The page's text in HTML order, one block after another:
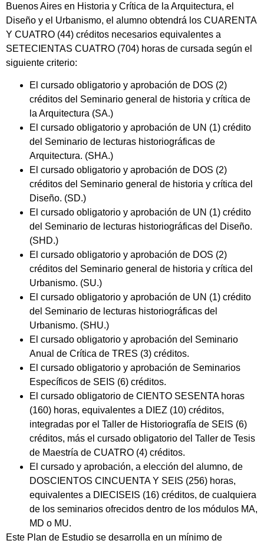
Buenos Aires en Historia y Crítica de la Arquitectura, el
Diseño y el Urbanismo, el alumno obtendrá los CUARENTA
Y CUATRO (44) créditos necesarios equivalentes a
SETECIENTAS CUATRO (704) horas de cursada según el
siguiente criterio:
El cursado obligatorio y aprobación de DOS (2)
créditos del Seminario general de historia y crítica de
la Arquitectura (SA.)
El cursado obligatorio y aprobación de UN (1) crédito
del Seminario de lecturas historiográficas de
Arquitectura. (SHA.)
El cursado obligatorio y aprobación de DOS (2)
créditos del Seminario general de historia y crítica del
Diseño. (SD.)
El cursado obligatorio y aprobación de UN (1) crédito
del Seminario de lecturas historiográficas del Diseño.
(SHD.)
El cursado obligatorio y aprobación de DOS (2)
créditos del Seminario general de historia y crítica del
Urbanismo. (SU.)
El cursado obligatorio y aprobación de UN (1) crédito
del Seminario de lecturas historiográficas del
Urbanismo. (SHU.)
El cursado obligatorio y aprobación del Seminario
Anual de Crítica de TRES (3) créditos.
El cursado obligatorio y aprobación de Seminarios
Específicos de SEIS (6) créditos.
El cursado obligatorio de CIENTO SESENTA horas
(160) horas, equivalentes a DIEZ (10) créditos,
integradas por el Taller de Historiografía de SEIS (6)
créditos, más el cursado obligatorio del Taller de Tesis
de Maestría de CUATRO (4) créditos.
El cursado y aprobación, a elección del alumno, de
DOSCIENTOS CINCUENTA Y SEIS (256) horas,
equivalentes a DIECISEIS (16) créditos, de cualquiera
de los seminarios ofrecidos dentro de los módulos MA,
MD o MU.
Este Plan de Estudio se desarrolla en un mínimo de